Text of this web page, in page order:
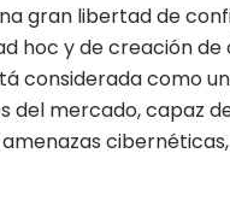
gran libertad de
hoc y de creación de
considerada como
del mercado, capaz